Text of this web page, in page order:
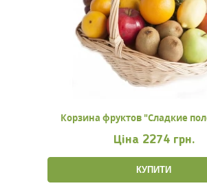
Корзина фруктов "Сладкие
Ціна 2274 грн.
КУПИТИ